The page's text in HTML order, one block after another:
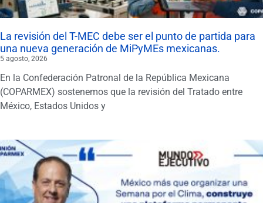
La revisión del T-MEC debe ser el punto de partida para
una nueva generación de MiPyMEs mexicanas.
5 agosto, 2026
En la Confederación Patronal de la República Mexicana
(COPARMEX) sostenemos que la revisión del Tratado entre
México, Estados Unidos y